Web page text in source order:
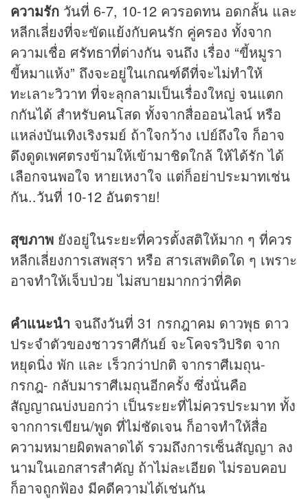
ความรัก วันที่ 6-7, 10-12 ควรอดทน อดกลั้น และ
หลีกเลี่ยงที่จะขัดแย้งกับคนรัก คู่ครอง ทั้งจาก
ความเชื่อ ศรัทธาที่ต่างกัน จนถึง เรื่อง “ขี้หมูรา
ขี้หมาแห้ง” ถึงจะอยู่ในเกณฑ์ดีที่จะไม่ทำให้
ทะเลาะวิวาท ที่จะลุกลามเป็นเรื่องใหญ่ จนแตก
กกันได้ สำหรับคนโสด ทั้งจากสื่อออนไลน์ หรือ
แหล่งบันเทิงเริงรมย์ ถ้าใจกว้าง เปย์ถึงใจ ก็อาจ
ดึงดูดเพศตรงข้ามให้เข้ามาชิดใกล้ ให้ได้รัก ได้
เลือกจนพอใจ หายเหงาใจ แต่ก็อย่าประมาทเช่น
กัน..วันที่ 10-12 อันตราย!
สุขภาพ ยังอยู่ในระยะที่ควรตั้งสติให้มาก ๆ ที่ควร
หลีกเลี่ยงการเสพสุรา หรือ สารเสพติดใด ๆ เพราะ
อาจทำให้เจ็บป่วย ไม่สบายมากกว่าที่คิด
คำแนะนำ จนถึงวันที่ 31 กรกฎาคม ดาวพุธ ดาว
ประจำตัวของชาวราศีกันย์ จะโคจรวิปริต จาก
หยุดนิ่ง พัก และ เร็วกว่าปกติ จากราศีเมถุน-
กรกฎ- กลับมาราศีเมถุนอีกครั้ง ซึ่งนั่นคือ
สัญญาณบ่งบอกว่า เป็นระยะที่ไม่ควรประมาท ทั้ง
จากการเขียน/พูด ที่ไม่ชัดเจน ก็อาจทำให้สื่อ
ความหมายผิดพลาดได้ รวมถึงการเซ็นสัญญา ลง
นามในเอกสารสำคัญ ถ้าไม่ละเอียด ไม่รอบคอบ
ก็อาจถูกฟ้อง มีคดีความได้เช่นกัน